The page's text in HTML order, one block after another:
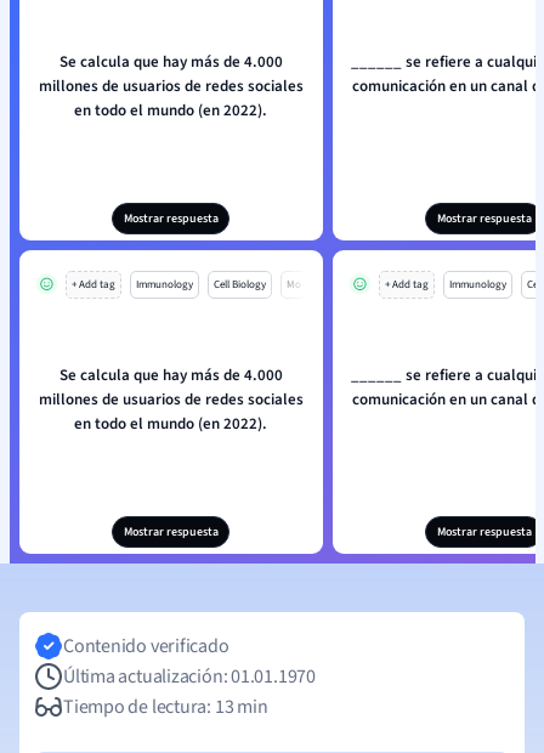
Se calcula que hay más de 4.000
millones de usuarios de redes sociales
en todo el mundo (en 2022).
Mostrar respuesta
______ se refiere a
comunicación en un canal
Mostrar respuesta
+ Add tag Immunology Cell Biology Mo
Se calcula que hay más de 4.000
millones de usuarios de redes sociales
en todo el mundo (en 2022).
Mostrar respuesta
+ Add tag Immunology
______ se refiere a
comunicación en un canal
Mostrar respuesta
Contenido verificado
Última actualización: 01.01.1970
Tiempo de lectura: 13 min